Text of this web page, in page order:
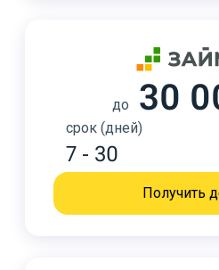
до 30
срок (дней)
7 - 30
Получить